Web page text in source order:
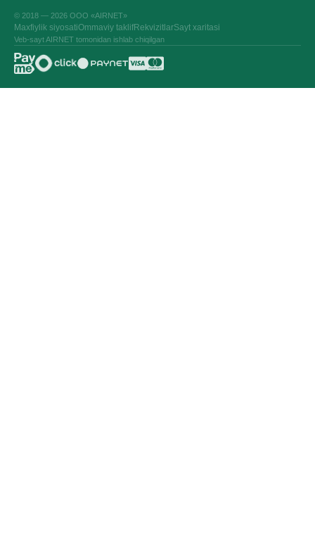
© 2018 — 2026 ООО «AIRNET»
Maxfiylik siyosatiOmmaviy taklifRekvizitlarSayt xaritasi
Veb-sayt AIRNET tomonidan ishlab chiqilgan